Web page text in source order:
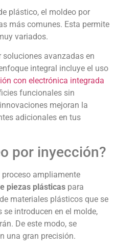
plástico, el moldeo por
más comunes. Esta permite
variados.
soluciones avanzadas en
integral incluye el uso
con electrónica integrada
funcionales sin
mejoran la
adicionales en tus
por inyección?
proceso ampliamente
piezas plásticas para
materiales plásticos que se
introducen en el molde,
De este modo, se
una gran precisión.